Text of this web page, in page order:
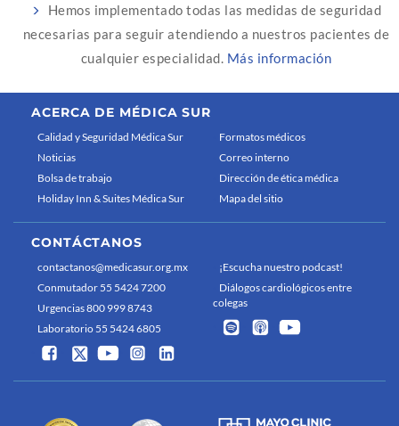
Hemos implementado todas las medidas de seguridad
necesarias para seguir atendiendo a nuestros pacientes de
cualquier especialidad. Más información
ACERCA DE MÉDICA SUR
Calidad y Seguridad Médica Sur
Noticias
Bolsa de trabajo
Holiday Inn & Suites Médica Sur
Formatos médicos
Correo interno
Dirección de ética médica
Mapa del sitio
CONTÁCTANOS
contactanos@medicasur.org.mx
Conmutador 55 5424 7200
Urgencias 800 999 8743
Laboratorio 55 5424 6805
¡Escucha nuestro podcast!
Diálogos cardiológicos entre
colegas